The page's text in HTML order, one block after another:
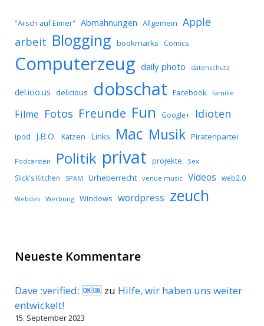
"Arsch auf Eimer" Abmahnungen Allgemein Apple
arbeit Blogging bookmarks Comics
Computerzeug daily photo datenschutz
del.icio.us delicious dobschat Facebook familie
Filme Fotos Freunde Fun Google+ Idioten
ipod J.B.O. Katzen Links Mac Musik Piratenpartei
Podcarsten Politik privat projekte Sex
Slick's Kitchen SPAM Urheberrecht venue music Videos web2.0
Webdev Werbung Windows wordpress zeuch
Neueste Kommentare
Dave :verified: 🆗🆒 zu Hilfe, wir haben uns weiter
entwickelt!
15. September 2023